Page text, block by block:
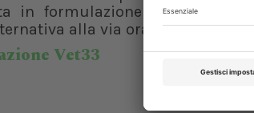
in formulazione transdermica,
alla via orale...
Vet33